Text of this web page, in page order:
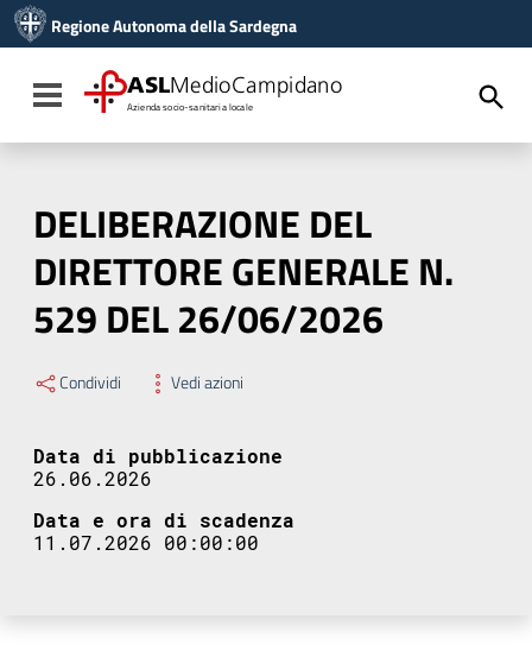
Vai al menu di navigazione
Vai al footer
Regione Autonoma della Sardegna
Toggle navigation
ASLMedioCampidano
Azienda socio-sanitaria locale
DELIBERAZIONE DEL
DIRETTORE GENERALE N.
529 DEL 26/06/2026
Condividi Vedi azioni
Data di pubblicazione
26.06.2026
Data e ora di scadenza
11.07.2026 00:00:00